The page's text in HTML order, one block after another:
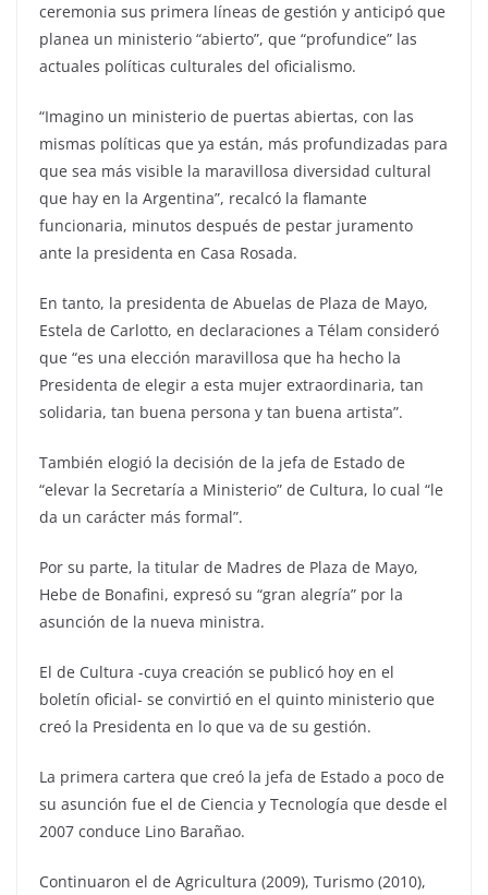
ceremonia sus primera líneas de gestión y anticipó que
planea un ministerio “abierto”, que “profundice” las
actuales políticas culturales del oficialismo.
“Imagino un ministerio de puertas abiertas, con las
mismas políticas que ya están, más profundizadas para
que sea más visible la maravillosa diversidad cultural
que hay en la Argentina”, recalcó la flamante
funcionaria, minutos después de pestar juramento
ante la presidenta en Casa Rosada.
En tanto, la presidenta de Abuelas de Plaza de Mayo,
Estela de Carlotto, en declaraciones a Télam consideró
que “es una elección maravillosa que ha hecho la
Presidenta de elegir a esta mujer extraordinaria, tan
solidaria, tan buena persona y tan buena artista”.
También elogió la decisión de la jefa de Estado de
“elevar la Secretaría a Ministerio” de Cultura, lo cual “le
da un carácter más formal”.
Por su parte, la titular de Madres de Plaza de Mayo,
Hebe de Bonafini, expresó su “gran alegría” por la
asunción de la nueva ministra.
El de Cultura -cuya creación se publicó hoy en el
boletín oficial- se convirtió en el quinto ministerio que
creó la Presidenta en lo que va de su gestión.
La primera cartera que creó la jefa de Estado a poco de
su asunción fue el de Ciencia y Tecnología que desde el
2007 conduce Lino Barañao.
Continuaron el de Agricultura (2009), Turismo (2010),